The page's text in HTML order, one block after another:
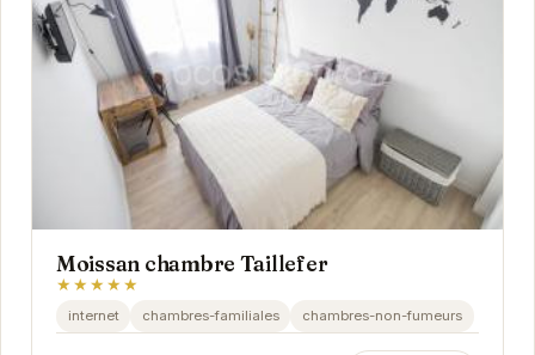
Moissan chambre Taillefer
★★★★★
internet chambres-familiales chambres-non-fumeurs